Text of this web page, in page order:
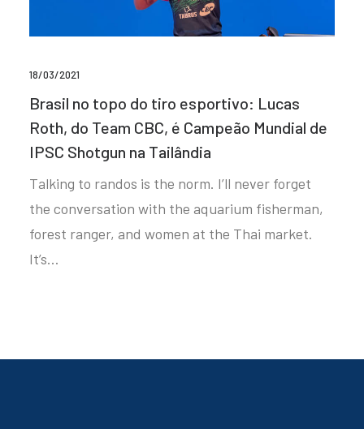
18/03/2021
Brasil no topo do tiro esportivo: Lucas
Roth, do Team CBC, é Campeão Mundial de
IPSC Shotgun na Tailândia
Talking to randos is the norm. I’ll never forget
the conversation with the aquarium fisherman,
forest ranger, and women at the Thai market.
It’s…